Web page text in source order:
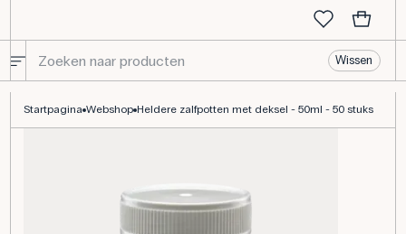
Wissen
Startpagina Webshop Heldere zalfpotten met deksel - 50ml - 50 stuks